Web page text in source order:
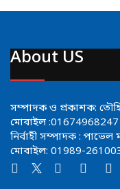
About US
সম্পাদক ও প্রকাশক:
মোবাইল :01674968247
নির্বাহী সম্পাদক : পাভেল
মোবাইল: 01989-